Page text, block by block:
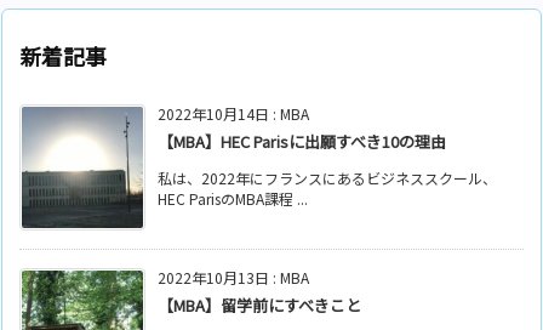
新着記事
2022年10月14日 : MBA
【MBA】HEC Parisに出願すべき10の理由
私は、2022年にフランスにあるビジネススクール、
HEC ParisのMBA課程 ...
2022年10月13日 : MBA
【MBA】留学前にすべきこと